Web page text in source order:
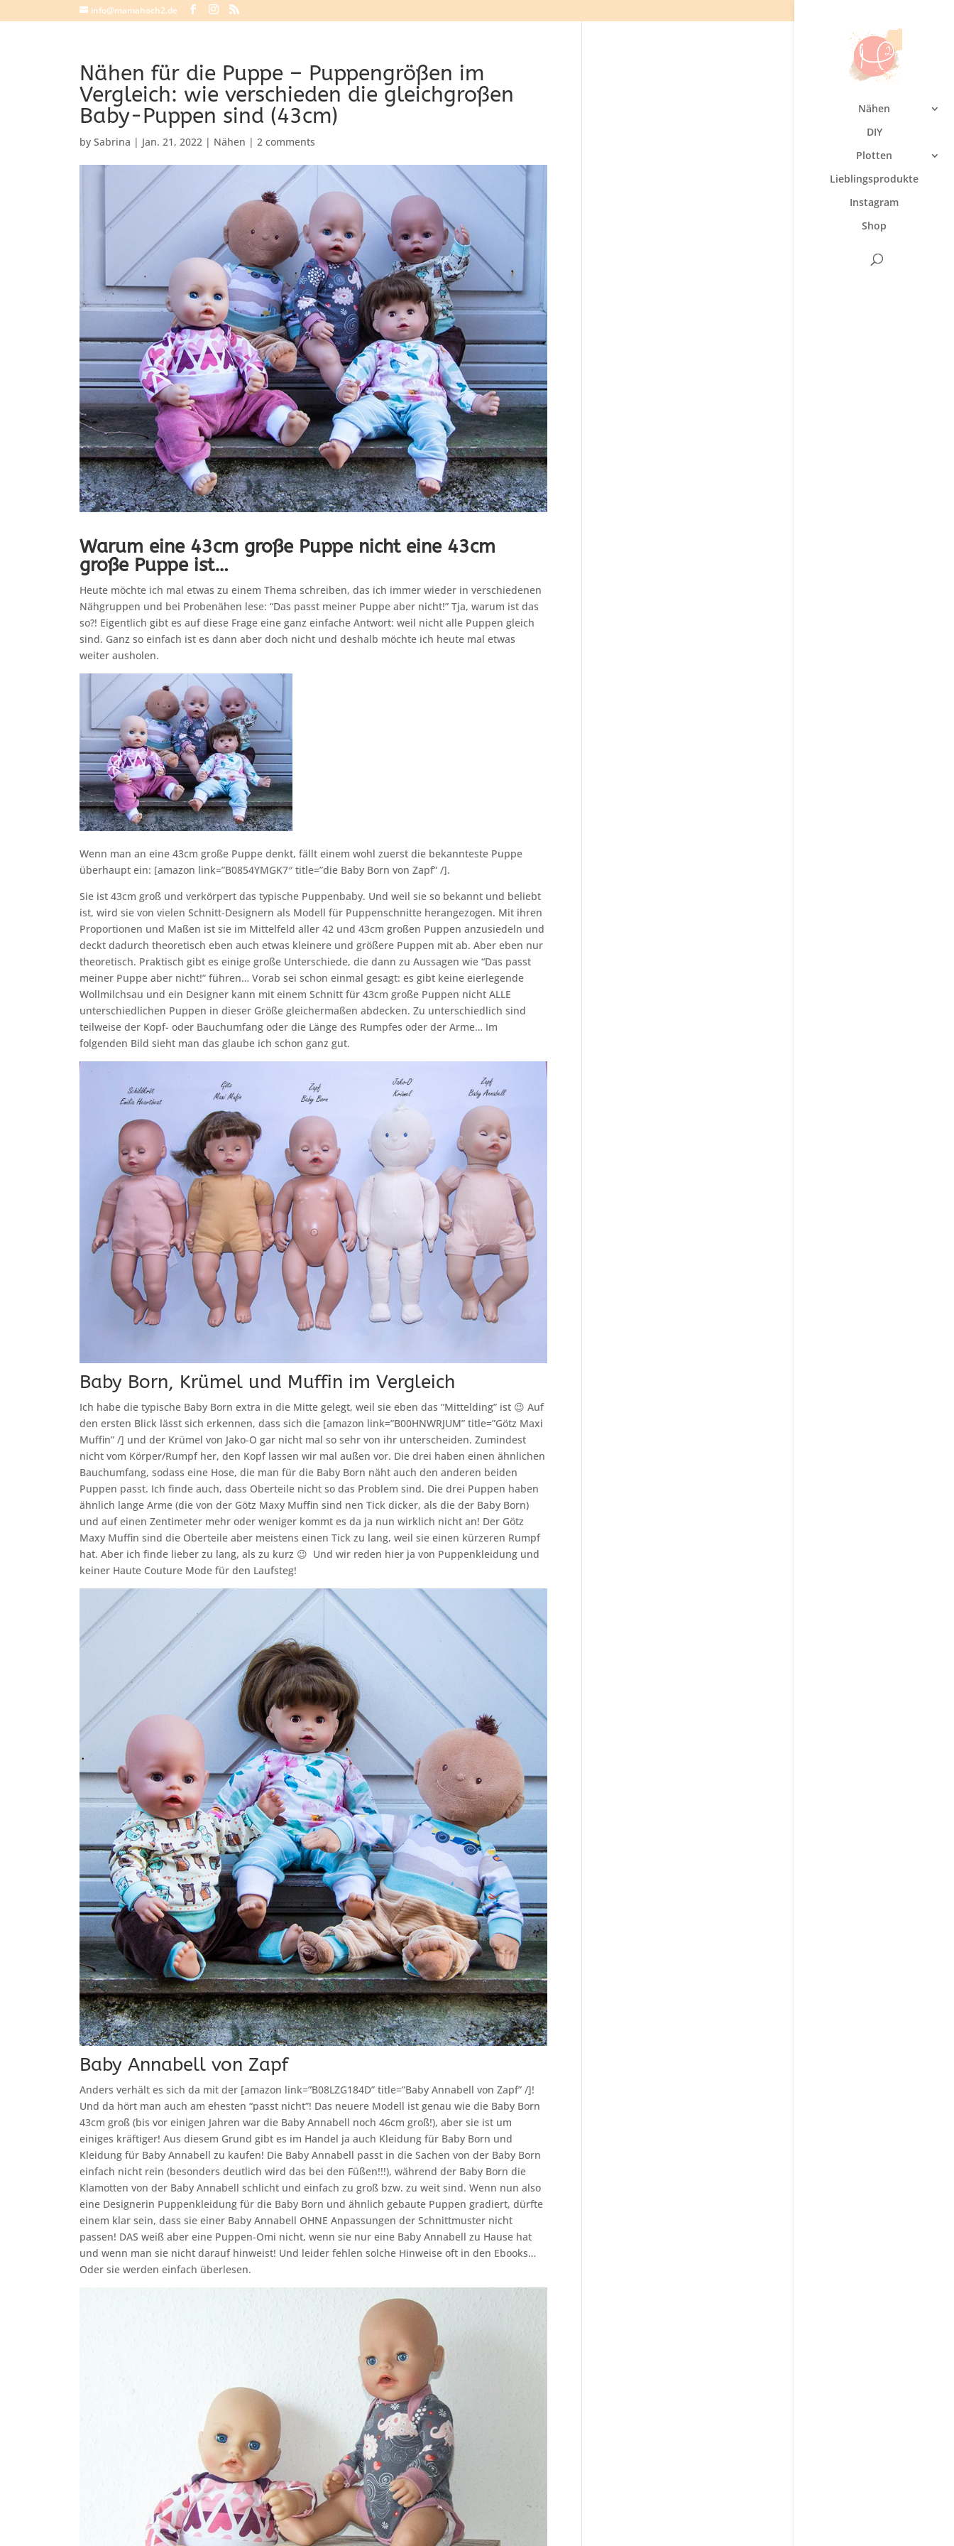
info@mamahoch2.de
Nähen
DIY
Plotten
Lieblingsprodukte
Instagram
Shop
Nähen für die Puppe – Puppengrößen im
Vergleich: wie verschieden die gleichgroßen
Baby-Puppen sind (43cm)
by Sabrina | Jan. 21, 2022| Nähen | 2 comments
Warum eine 43cm große Puppe nicht eine 43cm
große Puppe ist…
Heute möchte ich mal etwas zu einem Thema schreiben, das ich immer wieder in verschiedenen
Nähgruppen und bei Probenähen lese: “Das passt meiner Puppe aber nicht!” Tja, warum ist das
so?! Eigentlich gibt es auf diese Frage eine ganz einfache Antwort: weil nicht alle Puppen gleich
sind. Ganz so einfach ist es dann aber doch nicht und deshalb möchte ich heute mal etwas
weiter ausholen.
Wenn man an eine 43cm große Puppe denkt, fällt einem wohl zuerst die bekannteste Puppe
überhaupt ein: [amazon link=”B0854YMGK7″ title=”die Baby Born von Zapf” /].
Sie ist 43cm groß und verkörpert das typische Puppenbaby. Und weil sie so bekannt und beliebt
ist, wird sie von vielen Schnitt-Designern als Modell für Puppenschnitte herangezogen. Mit ihren
Proportionen und Maßen ist sie im Mittelfeld aller 42 und 43cm großen Puppen anzusiedeln und
deckt dadurch theoretisch eben auch etwas kleinere und größere Puppen mit ab. Aber eben nur
theoretisch. Praktisch gibt es einige große Unterschiede, die dann zu Aussagen wie “Das passt
meiner Puppe aber nicht!” führen… Vorab sei schon einmal gesagt: es gibt keine eierlegende
Wollmilchsau und ein Designer kann mit einem Schnitt für 43cm große Puppen nicht ALLE
unterschiedlichen Puppen in dieser Größe gleichermaßen abdecken. Zu unterschiedlich sind
teilweise der Kopf- oder Bauchumfang oder die Länge des Rumpfes oder der Arme… Im
folgenden Bild sieht man das glaube ich schon ganz gut.
Baby Born, Krümel und Muffin im Vergleich
Ich habe die typische Baby Born extra in die Mitte gelegt, weil sie eben das “Mittelding” ist 😉 Auf
den ersten Blick lässt sich erkennen, dass sich die [amazon link=”B00HNWRJUM” title=”Götz Maxi
Muffin” /] und der Krümel von Jako-O gar nicht mal so sehr von ihr unterscheiden. Zumindest
nicht vom Körper/Rumpf her, den Kopf lassen wir mal außen vor. Die drei haben einen ähnlichen
Bauchumfang, sodass eine Hose, die man für die Baby Born näht auch den anderen beiden
Puppen passt. Ich finde auch, dass Oberteile nicht so das Problem sind. Die drei Puppen haben
ähnlich lange Arme (die von der Götz Maxy Muffin sind nen Tick dicker, als die der Baby Born)
und auf einen Zentimeter mehr oder weniger kommt es da ja nun wirklich nicht an! Der Götz
Maxy Muffin sind die Oberteile aber meistens einen Tick zu lang, weil sie einen kürzeren Rumpf
hat. Aber ich finde lieber zu lang, als zu kurz 😉 Und wir reden hier ja von Puppenkleidung und
keiner Haute Couture Mode für den Laufsteg!
Baby Annabell von Zapf
Anders verhält es sich da mit der [amazon link=”B08LZG184D” title=”Baby Annabell von Zapf” /]!
Und da hört man auch am ehesten “passt nicht”! Das neuere Modell ist genau wie die Baby Born
43cm groß (bis vor einigen Jahren war die Baby Annabell noch 46cm groß!), aber sie ist um
einiges kräftiger! Aus diesem Grund gibt es im Handel ja auch Kleidung für Baby Born und
Kleidung für Baby Annabell zu kaufen! Die Baby Annabell passt in die Sachen von der Baby Born
einfach nicht rein (besonders deutlich wird das bei den Füßen!!!), während der Baby Born die
Klamotten von der Baby Annabell schlicht und einfach zu groß bzw. zu weit sind. Wenn nun also
eine Designerin Puppenkleidung für die Baby Born und ähnlich gebaute Puppen gradiert, dürfte
einem klar sein, dass sie einer Baby Annabell OHNE Anpassungen der Schnittmuster nicht
passen! DAS weiß aber eine Puppen-Omi nicht, wenn sie nur eine Baby Annabell zu Hause hat
und wenn man sie nicht darauf hinweist! Und leider fehlen solche Hinweise oft in den Ebooks…
Oder sie werden einfach überlesen.